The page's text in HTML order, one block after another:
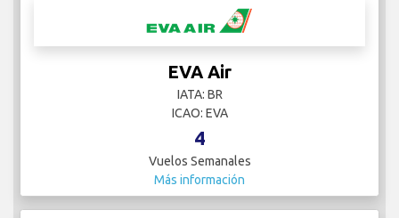
EVA Air
IATA: BR
ICAO: EVA
4
Vuelos Semanales
Más información